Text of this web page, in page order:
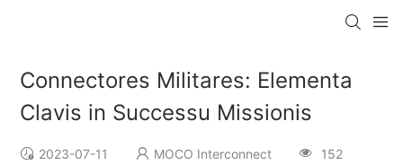
Connectores Militares: Elementa
Clavis in Successu Missionis
2023-07-11 MOCO Interconnect 152